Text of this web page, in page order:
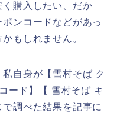
購入したい、だか
ンコードなどがあっ
もしれません。
自身が【雪村そば ク
ード】【 雪村そば キ
調べた結果を記事に